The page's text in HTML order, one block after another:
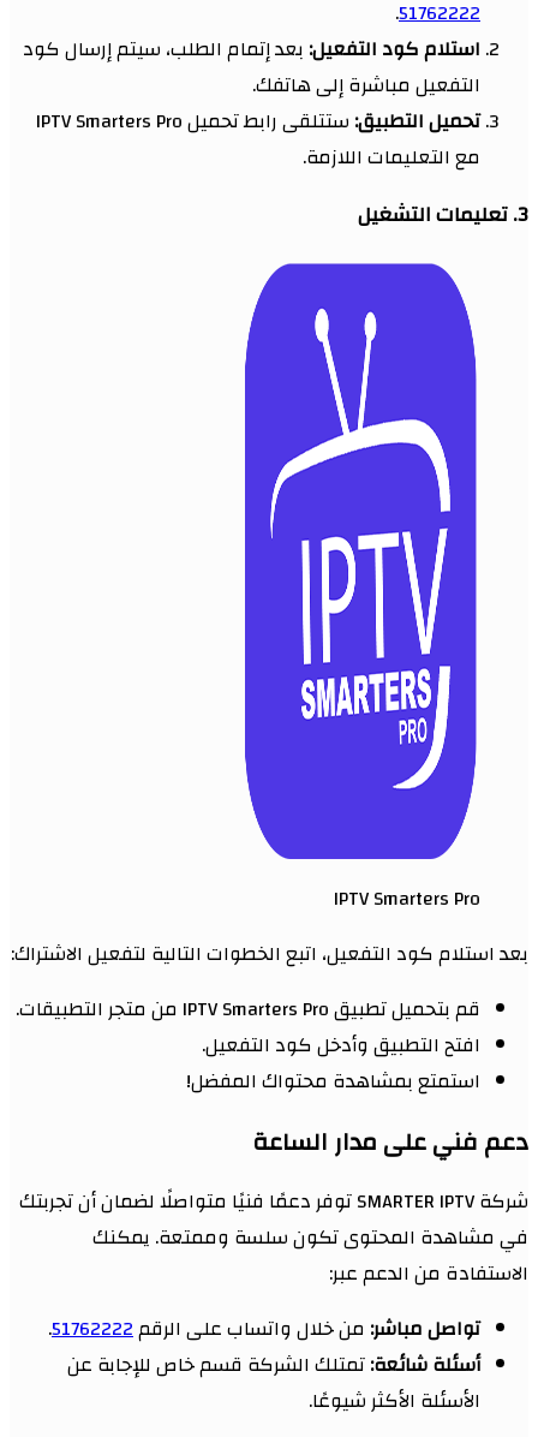
51762222
.
استلام كود التفعيل: بعد إتمام الطلب، سيتم إرسال كود
التفعيل مباشرة إلى هاتفك.
تحميل التطبيق:
ستتلقى رابط تحميل IPTV Smarters Pro
مع التعليمات اللازمة.
3. تعليمات التشغيل
IPTV Smarters Pro
بعد استلام كود التفعيل، اتبع الخطوات التالية لتفعيل الاشتراك:
قم بتحميل تطبيق IPTV Smarters Pro من متجر التطبيقات.
افتح التطبيق وأدخل كود التفعيل.
استمتع بمشاهدة محتواك المفضل!
دعم فني على مدار الساعة
شركة SMARTER IPTV توفر دعمًا فنيًا متواصلًا لضمان أن تجربتك
في مشاهدة المحتوى تكون سلسة وممتعة. يمكنك
الاستفادة من الدعم عبر:
تواصل مباشر: من خلال واتساب على الرقم51762222
.
أسئلة شائعة:تمتلك الشركة قسم خاص للإجابة عن
الأسئلة الأكثر شيوعًا.